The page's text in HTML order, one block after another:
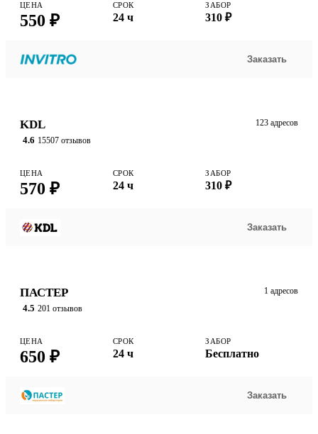
ЦЕНА
550 ₽
СРОК
24 ч
ЗАБОР
310 ₽
Заказать
KDL
4.6 15507 отзывов
123 адресов
ЦЕНА
570 ₽
СРОК
24 ч
ЗАБОР
310 ₽
Заказать
ПАСТЕР
4.5 201 отзывов
1 адресов
ЦЕНА
650 ₽
СРОК
24 ч
ЗАБОР
Бесплатно
Заказать